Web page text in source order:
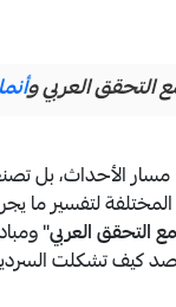
التحقق العربي و
الأحداث، بل
المختلفة
التحقق العربي"
ورصد كيف تشكلت